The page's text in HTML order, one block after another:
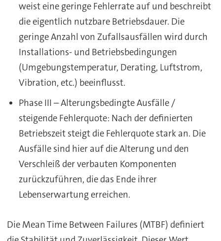
weist eine geringe Fehlerrate auf und beschreibt
die eigentlich nutzbare Betriebsdauer. Die
geringe Anzahl von Zufallsausfällen wird durch
Installations- und Betriebsbedingungen
(Umgebungstemperatur, Derating, Luftstrom,
Vibration, etc.) beeinflusst.
Phase III – Alterungsbedingte Ausfälle /
steigende Fehlerquote: Nach der definierten
Betriebszeit steigt die Fehlerquote stark an. Die
Ausfälle sind hier auf die Alterung und den
Verschleiß der verbauten Komponenten
zurückzuführen, die das Ende ihrer
Lebenserwartung erreichen.
Die Mean Time Between Failures (MTBF) definiert